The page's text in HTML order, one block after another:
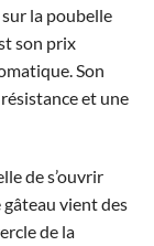
la poubelle
son prix
Son
et une
de s’ouvrir
gâteau vient des
de la